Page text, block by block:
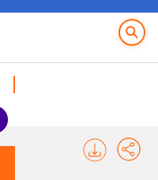
Menu principal